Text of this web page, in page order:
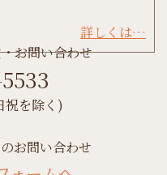
詳しくは…
お問い合わせ
祝を除く)
お問い合わせ